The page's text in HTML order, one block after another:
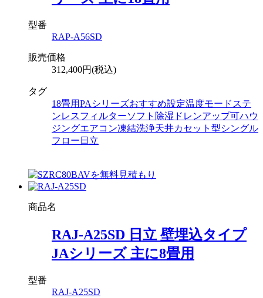
型番
RAP-A56SD
販売価格
312,400円(税込)
タグ
18畳用PAシリーズおすすめ設定温度モード ステ
ンレスフィルターソフト除湿 ドレンアップ可ハウ
ジングエアコン凍結洗浄天井カセット型シングル
フロー 日立
商品名
RAJ-A25SD 日立 壁埋込タイプ
JAシリーズ 主に8畳用
型番
RAJ-A25SD